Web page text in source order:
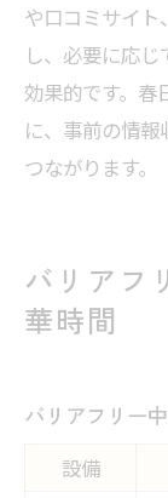
や口コミサイト
し、必要に応
効果的です。春
に、事前の情
つながります。
バリアフ
華時間
バリアフリー
設備